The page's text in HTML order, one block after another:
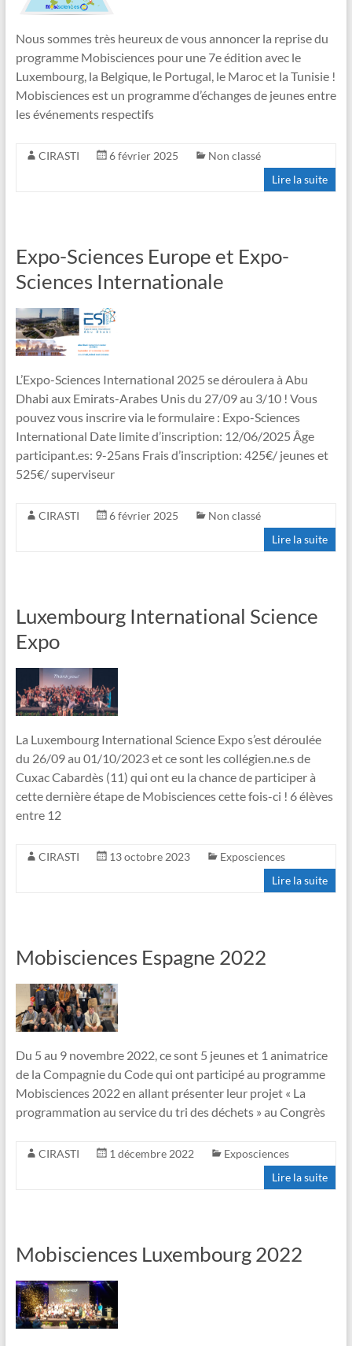
Nous sommes très heureux de vous annoncer la reprise du
programme Mobisciences pour une 7e édition avec le
Luxembourg, la Belgique, le Portugal, le Maroc et la Tunisie !
Mobisciences est un programme d’échanges de jeunes entre
les événements respectifs
CIRASTI 6 février 2025
Non classé
Lire la suite
Expo-Sciences Europe et Expo-
Sciences Internationale
L’Expo-Sciences International 2025 se déroulera à Abu
Dhabi aux Emirats-Arabes Unis du 27/09 au 3/10 ! Vous
pouvez vous inscrire via le formulaire : Expo-Sciences
International Date limite d’inscription: 12/06/2025 Âge
participant.es: 9-25ans Frais d’inscription: 425€/ jeunes et
525€/ superviseur
CIRASTI 6 février 2025
Non classé
Lire la suite
Luxembourg International Science
Expo
La Luxembourg International Science Expo s’est déroulée
du 26/09 au 01/10/2023 et ce sont les collégien.ne.s de
Cuxac Cabardès (11) qui ont eu la chance de participer à
cette dernière étape de Mobisciences cette fois-ci ! 6 élèves
entre 12
CIRASTI 13 octobre 2023
Exposciences
Lire la suite
Mobisciences Espagne 2022
Du 5 au 9 novembre 2022, ce sont 5 jeunes et 1 animatrice
de la Compagnie du Code qui ont participé au programme
Mobisciences 2022 en allant présenter leur projet « La
programmation au service du tri des déchets » au Congrès
CIRASTI 1 décembre 2022
Exposciences
Lire la suite
Mobisciences Luxembourg 2022